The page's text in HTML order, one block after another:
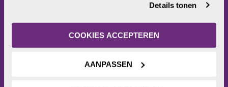
internetgedrag. Je kunt je toestemming ook altijd wijzigen
of intrekken. Meer uitleg vind je in onze
privacyverklaring.
Details tonen
COOKIES ACCEPTEREN
AANPASSEN
Bezoekerscentrum
Actieplatform
Webshop